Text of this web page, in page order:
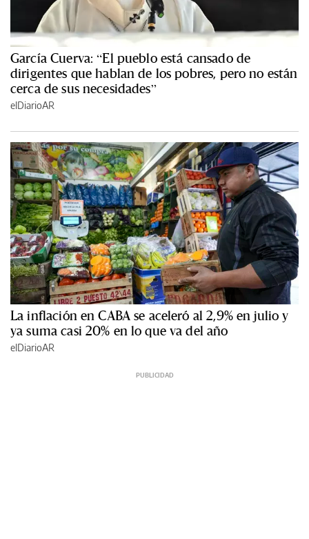
García Cuerva: “El pueblo está cansado de
dirigentes que hablan de los pobres, pero no están
cerca de sus necesidades”
elDiarioAR
La inflación en CABA se aceleró al 2,9% en julio y
ya suma casi 20% en lo que va del año
elDiarioAR